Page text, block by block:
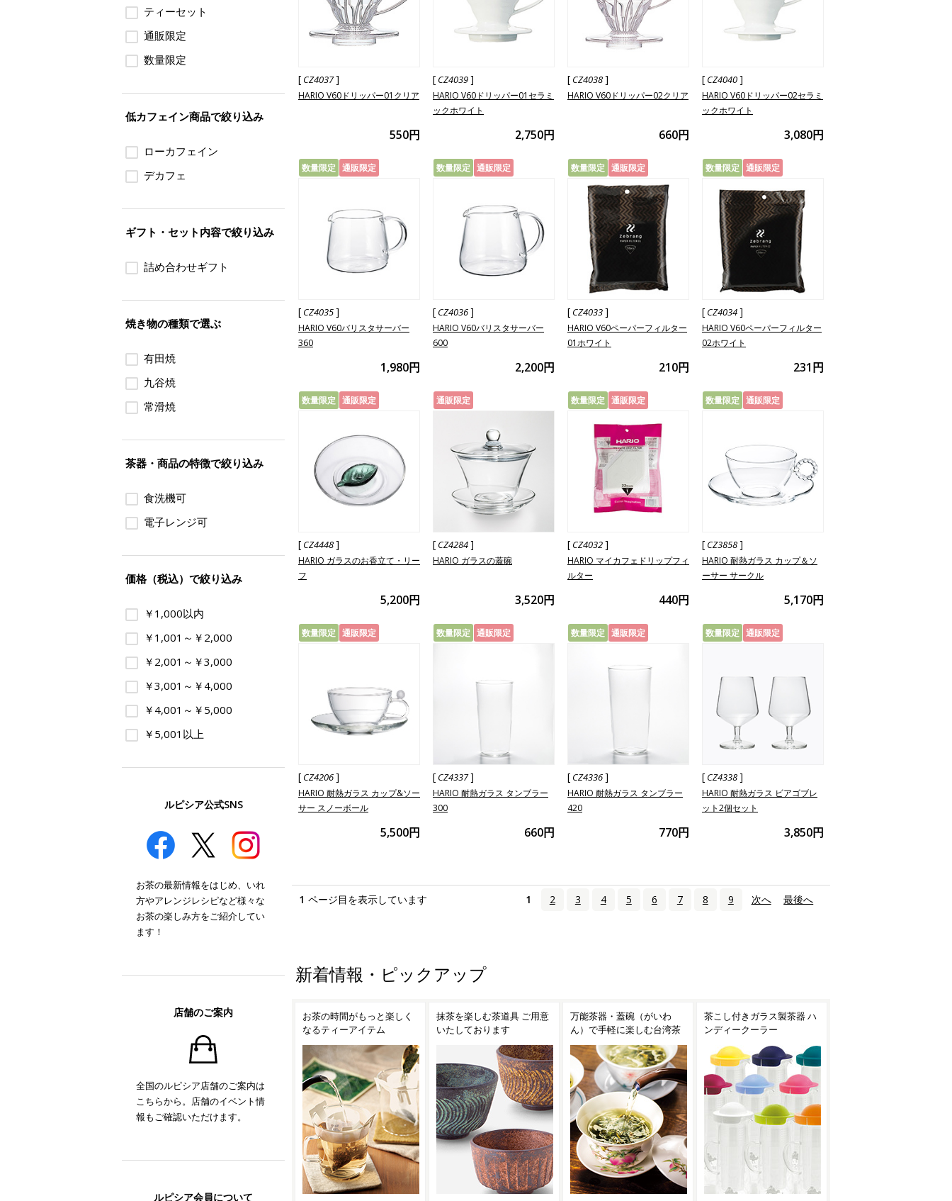
[ CZ4037]
HARIO V60ドリッパー01クリア
550円
[ CZ4039]
HARIO V60ドリッパー01セラミ
ックホワイト
2,750円
[ CZ4038]
HARIO V60ドリッパー02クリア
660円
[ CZ4040]
HARIO V60ドリッパー02セラミ
ックホワイト
3,080円
数量限定 通販限定
[ CZ4035]
HARIO V60バリスタサーバー
360
1,980円
数量限定 通販限定
[ CZ4036]
HARIO V60バリスタサーバー
600
2,200円
数量限定 通販限定
[ CZ4033]
HARIO V60ペーパーフィルター
01ホワイト
210円
数量限定 通販限定
[ CZ4034]
HARIO V60ペーパーフィルター
02ホワイト
231円
数量限定 通販限定
[ CZ4448]
HARIO ガラスのお香立て・リー
フ
5,200円
通販限定
[ CZ4284]
HARIO ガラスの蓋碗
3,520円
数量限定 通販限定
[ CZ4032]
HARIO マイカフェドリップフィ
ルター
440円
数量限定 通販限定
[ CZ3858]
HARIO 耐熱ガラス カップ＆ソ
ーサー サークル
5,170円
数量限定 通販限定
[ CZ4206]
HARIO 耐熱ガラス カップ&ソー
サー スノーボール
5,500円
数量限定 通販限定
[ CZ4337]
HARIO 耐熱ガラス タンブラー
300
660円
数量限定 通販限定
[ CZ4336]
HARIO 耐熱ガラス タンブラー
420
770円
数量限定 通販限定
[ CZ4338]
HARIO 耐熱ガラス ビアゴブレ
ット2個セット
3,850円
1 ページ目を表示しています 1 2 3 4 5 6 7 8 9 次へ 最後へ
新着情報・ピックアップ
お茶の時間がもっと楽しく
抹茶を楽しむ茶道具 ご用意
いたしております
万能茶器・蓋碗（がいわ
ん）で手軽に楽しむ台湾茶
茶こし付きガラス製茶器 ハ
ンディークーラー
焙烙（ほうろく）で手軽に
お茶を焙煎！
ティーセット
通販限定
数量限定
低カフェイン商品で絞り込み
ローカフェイン
デカフェ
ギフト・セット内容で絞り込み
詰め合わせギフト
焼き物の種類で選ぶ
有田焼
九谷焼
常滑焼
茶器・商品の特徴で絞り込み
食洗機可
電子レンジ可
価格（税込）で絞り込み
￥1,000以内
￥1,001～￥2,000
￥2,001～￥3,000
￥3,001～￥4,000
￥4,001～￥5,000
￥5,001以上
ルピシア公式SNS
お茶の最新情報をはじめ、いれ
方やアレンジレシピなど様々な
お茶の楽しみ方をご紹介してい
ます！
店舗のご案内
全国のルピシア店舗のご案内は
こちらから。店舗のイベント情
報もご確認いただけます。
ルピシア会員について